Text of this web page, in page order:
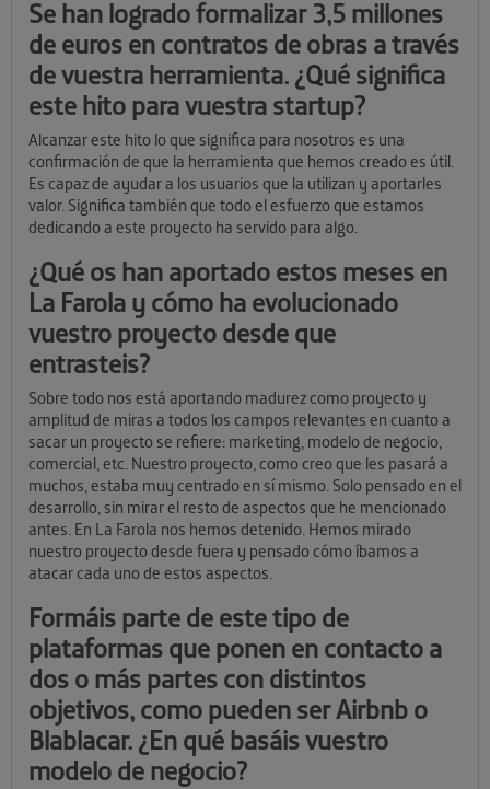
Se han logrado formalizar 3,5 millones
de euros en contratos de obras a través
de vuestra herramienta. ¿Qué significa
este hito para vuestra startup?
Alcanzar este hito lo que significa para nosotros es una
confirmación de que la herramienta que hemos creado es útil.
Es capaz de ayudar a los usuarios que la utilizan y aportarles
valor. Significa también que todo el esfuerzo que estamos
dedicando a este proyecto ha servido para algo.
¿Qué os han aportado estos meses en
La Farola y cómo ha evolucionado
vuestro proyecto desde que
entrasteis?
Sobre todo nos está aportando madurez como proyecto y
amplitud de miras a todos los campos relevantes en cuanto a
sacar un proyecto se refiere: marketing, modelo de negocio,
comercial, etc. Nuestro proyecto, como creo que les pasará a
muchos, estaba muy centrado en sí mismo. Solo pensado en el
desarrollo, sin mirar el resto de aspectos que he mencionado
antes. En La Farola nos hemos detenido. Hemos mirado
nuestro proyecto desde fuera y pensado cómo íbamos a
atacar cada uno de estos aspectos.
Formáis parte de este tipo de
plataformas que ponen en contacto a
dos o más partes con distintos
objetivos, como pueden ser Airbnb o
Blablacar. ¿En qué basáis vuestro
modelo de negocio?